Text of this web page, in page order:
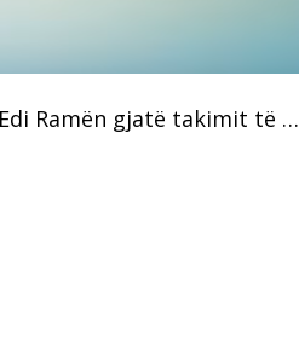
Ramën gjatë takimit të …